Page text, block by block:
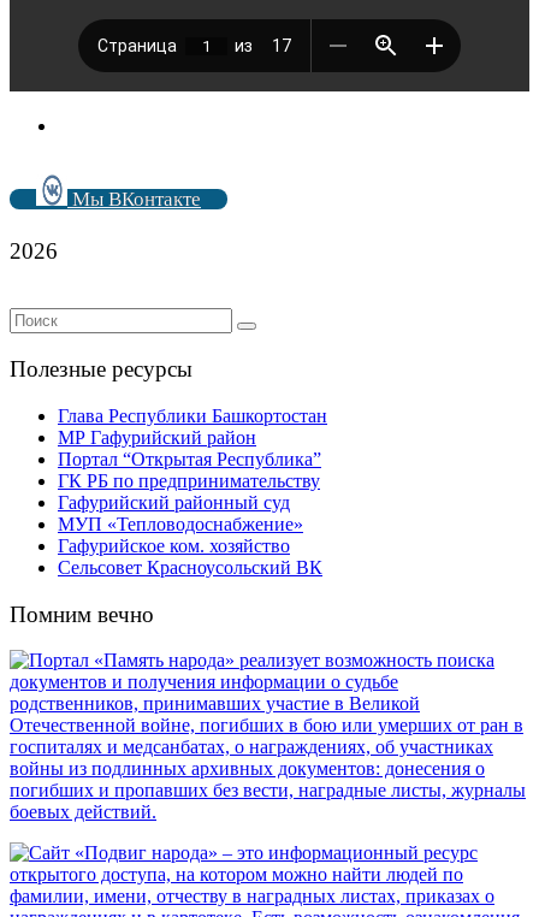
Мы ВКонтакте
2026
Полезные ресурсы
Глава Республики Башкортостан
МР Гафурийский район
Портал “Открытая Республика”
ГК РБ по предпринимательству
Гафурийский районный суд
МУП «Тепловодоснабжение»
Гафурийское ком. хозяйство
Сельсовет Красноусольский ВК
Помним вечно